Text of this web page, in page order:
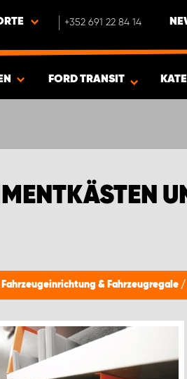
+352 691 22 84 14
FORD TRANSIT
Fahrzeugeinrichtung & Fahrzeugregale /